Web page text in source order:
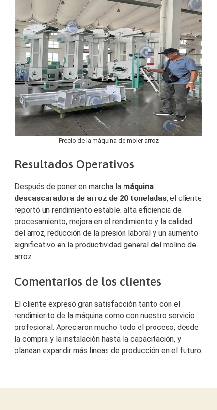
Precio de la máquina de moler arroz
Resultados Operativos
Después de poner en marcha la máquina
descascaradora de arroz de 20 toneladas, el cliente
reportó un rendimiento estable, alta eficiencia de
procesamiento, mejora en el rendimiento y la calidad
del arroz, reducción de la presión laboral y un aumento
significativo en la productividad general del molino de
arroz.
Comentarios de los clientes
El cliente expresó gran satisfacción tanto con el
rendimiento de la máquina como con nuestro servicio
profesional. Apreciaron mucho todo el proceso, desde
la compra y la instalación hasta la capacitación, y
planean expandir más líneas de producción en el futuro.